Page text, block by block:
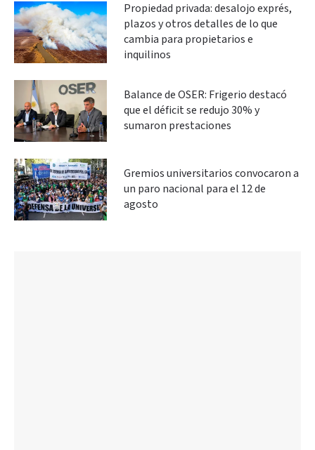
Propiedad privada: desalojo exprés,
plazos y otros detalles de lo que
cambia para propietarios e
inquilinos
Balance de OSER: Frigerio destacó
que el déficit se redujo 30% y
sumaron prestaciones
Gremios universitarios convocaron a
un paro nacional para el 12 de
agosto